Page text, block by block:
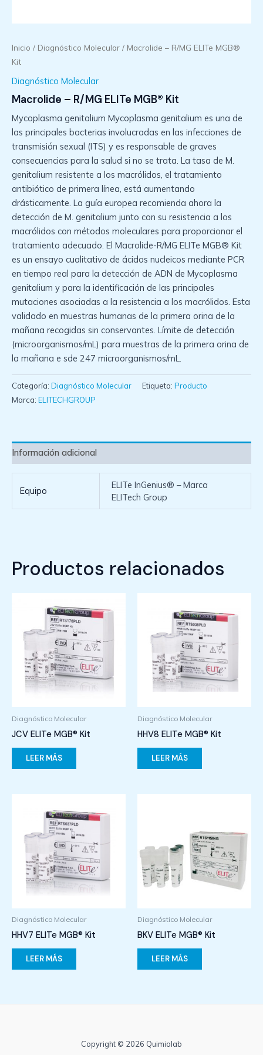
Inicio / Diagnóstico Molecular / Macrolide – R/MG ELITe MGB®
Kit
Diagnóstico Molecular
Macrolide – R/MG ELITe MGB® Kit
Mycoplasma genitalium Mycoplasma genitalium es una de
las principales bacterias involucradas en las infecciones de
transmisión sexual (ITS) y es responsable de graves
consecuencias para la salud si no se trata. La tasa de M.
genitalium resistente a los macrólidos, el tratamiento
antibiótico de primera línea, está aumentando
drásticamente. La guía europea recomienda ahora la
detección de M. genitalium junto con su resistencia a los
macrólidos con métodos moleculares para proporcionar el
tratamiento adecuado. El Macrolide-R/MG ELITe MGB® Kit
es un ensayo cualitativo de ácidos nucleicos mediante PCR
en tiempo real para la detección de ADN de Mycoplasma
genitalium y para la identificación de las principales
mutaciones asociadas a la resistencia a los macrólidos. Esta
validado en muestras humanas de la primera orina de la
mañana recogidas sin conservantes. Límite de detección
(microorganismos/mL) para muestras de la primera orina de
la mañana e sde 247 microorganismos/mL.
Categoría: Diagnóstico Molecular Etiqueta: Producto
Marca: ELITECHGROUP
Información adicional
Equipo
ELITe InGenius® – Marca
ELITech Group
Productos relacionados
Diagnóstico Molecular
JCV ELITe MGB® Kit
LEER MÁS
Diagnóstico Molecular
HHV8 ELITe MGB® Kit
LEER MÁS
Diagnóstico Molecular
HHV7 ELITe MGB® Kit
LEER MÁS
Diagnóstico Molecular
BKV ELITe MGB® Kit
LEER MÁS
Copyright © 2026 Quimiolab